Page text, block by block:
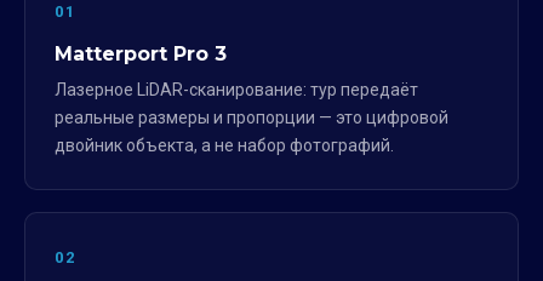
01
Matterport Pro 3
Лазерное LiDAR-сканирование: тур передаёт
реальные размеры и пропорции — это цифровой
двойник объекта, а не набор фотографий.
02